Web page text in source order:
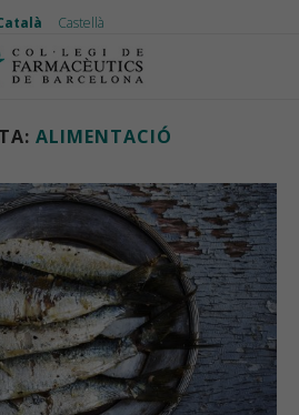
Castellà
Articles etiquetas amb "alimentació"
ALIMENTACIÓ